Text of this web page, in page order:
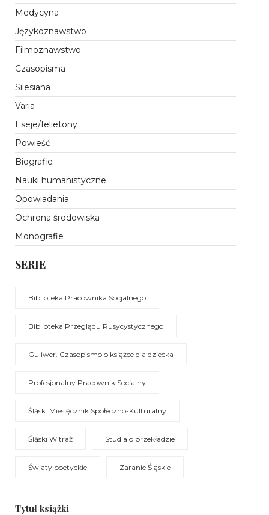
Medycyna
Językoznawstwo
Filmoznawstwo
Czasopisma
Silesiana
Varia
Eseje/felietony
Powieść
Biografie
Nauki humanistyczne
Opowiadania
Ochrona środowiska
Monografie
SERIE
Biblioteka Pracownika Socjalnego
Biblioteka Przeglądu Rusycystycznego
Guliwer. Czasopismo o książce dla dziecka
Profesjonalny Pracownik Socjalny
Śląsk. Miesięcznik Społeczno-Kulturalny
Śląski Witraż Studia o przekładzie
Światy poetyckie Zaranie Śląskie
Tytuł książki